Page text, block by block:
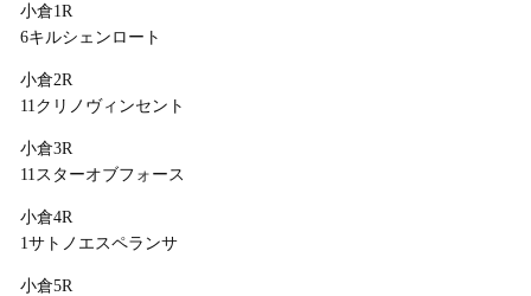
小倉1R
6キルシェンロート
小倉2R
11クリノヴィンセント
小倉3R
11スターオブフォース
小倉4R
1サトノエスペランサ
小倉5R